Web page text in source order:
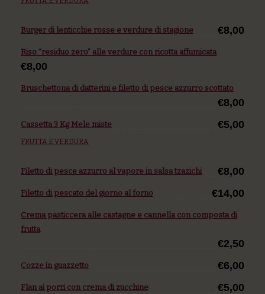
Burger di lenticchie rosse e verdure di stagione €8,00
Riso “residuo zero” alle verdure con ricotta affumicata
€8,00
Bruschettona di datterini e filetto di pesce azzurro scottato
€8,00
Cassetta 3 Kg Mele miste €5,00
FRUTTA E VERDURA
Filetto di pesce azzurro al vapore in salsa tzazichi €8,00
Filetto di pescato del giorno al forno €14,00
Crema pasticcera alle castagne e cannella con composta di
frutta
€2,50
Cozze in guazzetto €6,00
Flan ai porri con crema di zucchine €5,00